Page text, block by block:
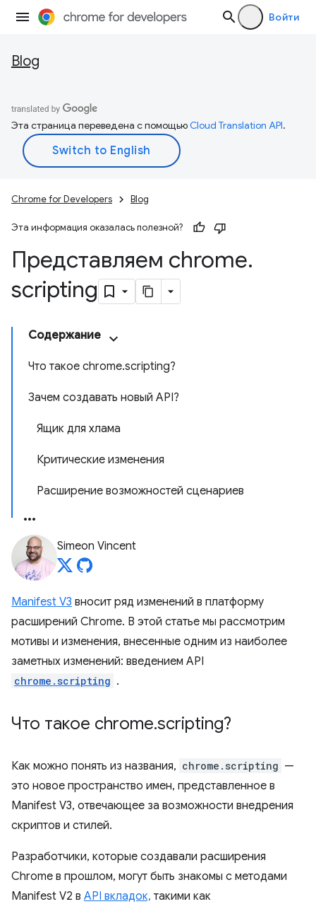
Войти
Blog
Эта страница переведена с помощьюCloud Translation API.
Chrome for Developers Blog
Эта информация оказалась полезной?
Представляем chrome.
scripting
Содержание
Что такое chrome.scripting?
Зачем создавать новый API?
Ящик для хлама
Критические изменения
Расширение возможностей сценариев
Simeon Vincent
Manifest V3 вносит ряд изменений в платформу
расширений Chrome. В этой статье мы рассмотрим
мотивы и изменения, внесенные одним из наиболее
заметных изменений: введением API
chrome.scripting .
Что такое chrome.scripting?
Как можно понять из названия, chrome.scripting —
это новое пространство имен, представленное в
Manifest V3, отвечающее за возможности внедрения
скриптов и стилей.
Разработчики, которые создавали расширения
Chrome в прошлом, могут быть знакомы с методами
Manifest V2 в API вкладок, такими как